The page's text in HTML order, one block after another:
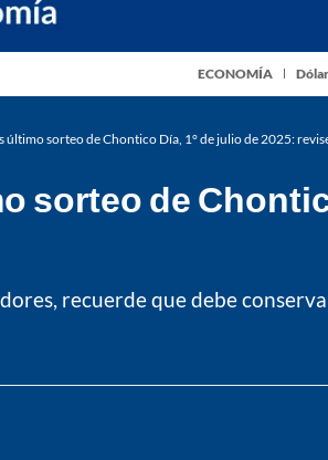
ECONOMÍA
último sorteo de Chontico Día, 1° de julio de 2025:
sorteo de
recuerde que debe